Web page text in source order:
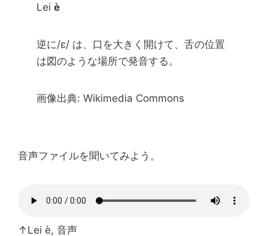
Leiè
逆に/ɛ/ は、口を大きく開けて、舌の位置
は図のような場所で発音する。
画像出典: Wikimedia Commons
音声ファイルを聞いてみよう。
↑Lei è, 音声